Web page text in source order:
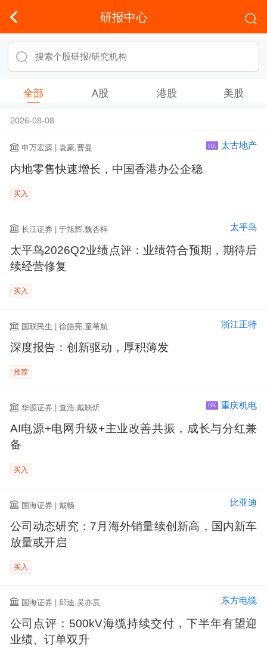
研报中心
全部 A股 港股 美股
2026-08-08
申万宏源 | 袁豪,曹曼 HK 太古地产
内地零售快速增长，中国香港办公企稳
买入
长江证券 | 于旭辉,魏杏梓 太平鸟
太平鸟2026Q2业绩点评：业绩符合预期，期待后
续经营修复
买入
国联民生 | 徐皓亮,童苇航 浙江正特
深度报告：创新驱动，厚积薄发
推荐
华源证券 | 查浩,戴映炘 HK 重庆机电
AI电源+电网升级+主业改善共振，成长与分红兼
备
买入
国海证券 | 戴畅 比亚迪
公司动态研究：7月海外销量续创新高，国内新车
放量或开启
买入
国海证券 | 邱迪,吴亦辰 东方电缆
公司点评：500kV海缆持续交付，下半年有望迎
业绩、订单双升